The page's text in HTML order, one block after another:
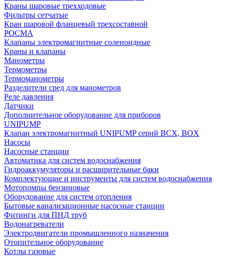
Краны шаровые трехходовые
Фильтры сетчатые
Кран шаровой фланцевый трехсоставной
РОСМА
Клапаны электромагнитные соленоидные
Краны и клапаны
Манометры
Термометры
Термоманометры
Разделители сред для манометров
Реле давления
Датчики
Дополнительное оборудование для приборов
UNIPUMP
Клапан электромагнитный UNIPUMP серий BCX, BOX
Насосы
Насосные станции
Автоматика для систем водоснабжения
Гидроаккумуляторы и расширительные баки
Комплектующие и инструменты для систем водоснабжения
Мотопомпы бензиновые
Оборудование для систем отопления
Бытовые канализационные насосные станции
Фитинги для ПНД труб
Водонагреватели
Электродвигатели промышленного назначения
Отопительное оборудование
Котлы газовые